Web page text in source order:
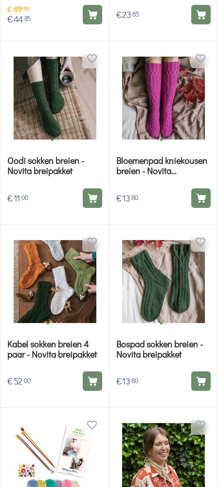
€4935
€4485
€2385
Oodi sokken breien -
Novita breipakket
€11 00
Bloemenpad kniekousen
breien - Novita
€1380
Kabel sokken breien 4
paar - Novita breipakket
€52 00
Bospad sokken breien -
Novita breipakket
€1380